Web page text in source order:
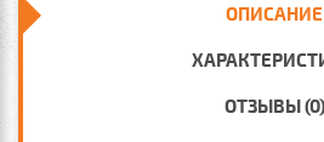
ОПИСАНИЕ
ОТЗЫВЫ (0)